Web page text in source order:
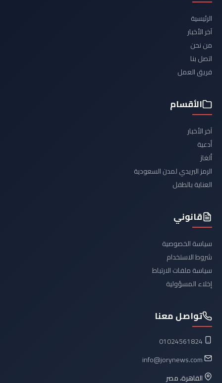
الرئيسية
آخر الأخبار
من نحن
اتصل بنا
فريق العمل
الأقسام
آخر الأخبار
أدعية
ألغاز
الرمز البريدي لمدن السعودية
العناية بالطفل
قانوني
سياسة الخصوصية
شروط الاستخدام
سياسة ملفات الارتباط
إخلاء المسؤولية
تواصل معنا
01024561824
info@jorynews.com
القاهرة، مصر